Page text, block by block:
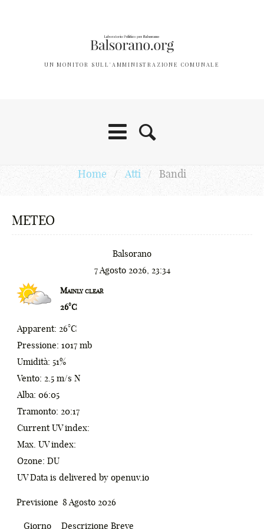
UN MONITOR SULL'AMMINISTRAZIONE COMUNALE
Home / Atti / Bandi
METEO
Balsorano
7 Agosto 2026, 23:34
Mainly clear
26°C
Apparent: 26°C
Pressione: 1017 mb
Umidità: 51%
Vento: 2.5 m/s N
Alba: 06:05
Tramonto: 20:17
Current UV index:
Max. UV index:
Ozone: DU
UV Data is delivered by openuv.io
Previsione 8 Agosto 2026
Giorno
Descrizione Breve
0
3
4
5
6
8
9
_
€
¢
₪
%
*
(
)
:
[
]
0
1
2